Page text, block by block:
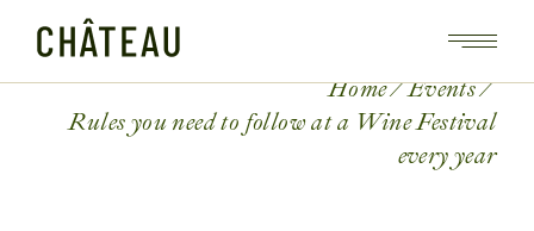
Home
Events
Rules you need to follow at a Wine Festival
every year